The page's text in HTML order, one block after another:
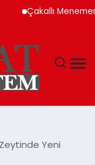
Menemeni Neden
Yeni